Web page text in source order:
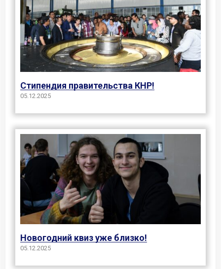
Стипендия правительства КНР!
05.12.2025
Новогодний квиз уже близко!
05.12.2025